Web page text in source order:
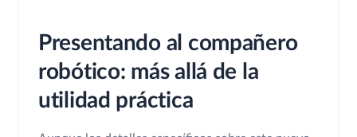
Presentando al compañero
robótico: más allá de la
utilidad práctica